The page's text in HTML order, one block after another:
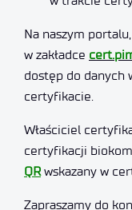
Na naszym portalu,
w zakładce
dostęp do danych
certyfikacie.
Właściciel
certyfikacji
QRwskazany w
Zapraszamy do